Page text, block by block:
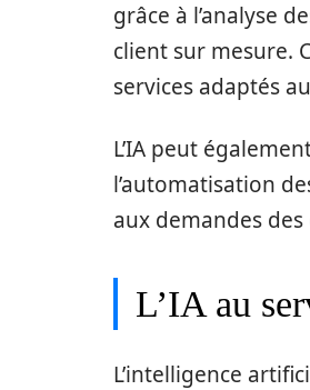
grâce à l’analyse
client sur mesure.
services adaptés
L’IA peut
l’automatisation
aux demandes
L’IA au
L’intelligence